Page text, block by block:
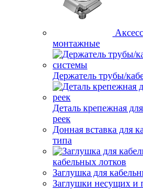
монтажные
Держатель трубы/
Деталь крепежная
реек
Донная вставка для
типа
кабельных лотков
Заглушка для
Заглушки несущих и